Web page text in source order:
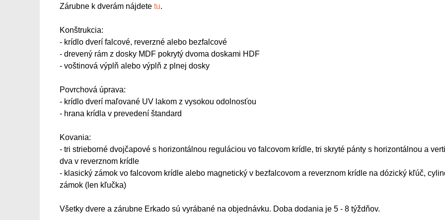
Zárubne k dverám nájdete tu.
Konštrukcia:
- krídlo dverí falcové, reverzné alebo bezfalcové
- drevený rám z dosky MDF pokrytý dvoma doskami HDF
- voštinová výplň alebo výplň z plnej dosky
Povrchová úprava:
- krídlo dverí maľované UV lakom z vysokou odolnosťou
- hrana krídla v prevedení štandard
Kovania:
- tri strieborné dvojčapové s horizontálnou reguláciou vo falcovom krídle, tri skryté pánty s horizontálnou a
dva v reverznom krídle
- klasický zámok vo falcovom krídle alebo magnetický v bezfalcovom a reverznom krídle na dózický kľúč,
zámok (len kľučka)
Všetky dvere a zárubne Erkado sú vyrábané na objednávku. Doba dodania je 5 - 8 týždňov.